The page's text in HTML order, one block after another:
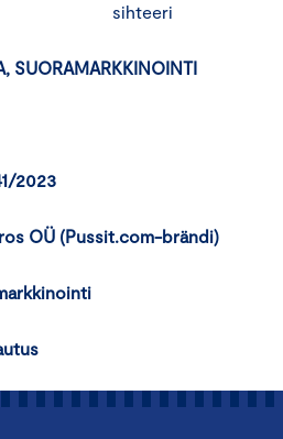
sihteeri
SUORAMARKKINOINTI
2023
OÜ (Pussit.com-brändi)